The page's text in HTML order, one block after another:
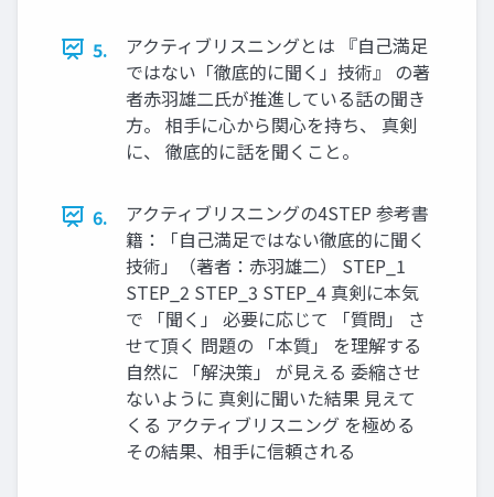
5.
アクティブリスニングとは 『自己満足
ではない「徹底的に聞く」技術』 の著
者赤羽雄二氏が推進している話の聞き
方。 相手に心から関心を持ち、 真剣
に、 徹底的に話を聞くこと。
6.
アクティブリスニングの4STEP 参考書
籍：「自己満足ではない徹底的に聞く
技術」（著者：赤羽雄二） STEP_1
STEP_2 STEP_3 STEP_4 真剣に本気
で 「聞く」 必要に応じて 「質問」 さ
せて頂く 問題の 「本質」 を理解する
自然に 「解決策」 が見える 委縮させ
ないように 真剣に聞いた結果 見えて
くる アクティブリスニング を極める
その結果、相手に信頼される